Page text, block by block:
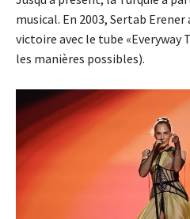
musical. En 2003, Sertab
victoire avec le tube «Everyway
les manières possibles).